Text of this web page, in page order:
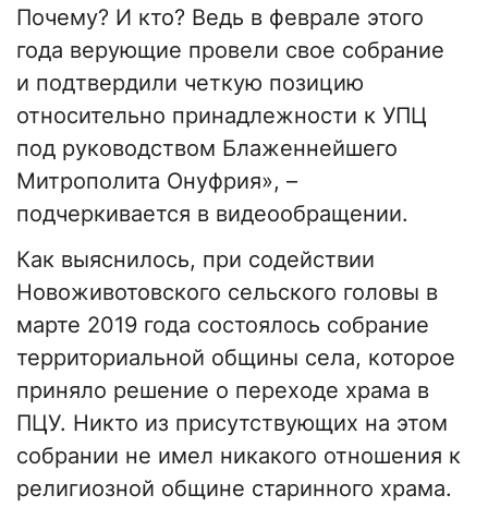
Почему? И кто? Ведь в феврале этого
года верующие провели свое собрание
и подтвердили четкую позицию
относительно принадлежности к УПЦ
под руководством Блаженнейшего
Митрополита Онуфрия», –
подчеркивается в видеообращении.
Как выяснилось, при содействии
Новоживотовского сельского головы в
марте 2019 года состоялось собрание
территориальной общины села, которое
приняло решение о переходе храма в
ПЦУ. Никто из присутствующих на этом
собрании не имел никакого отношения к
религиозной общине старинного храма.